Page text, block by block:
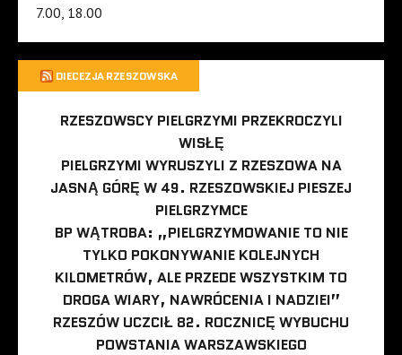
7.00, 18.00
DIECEZJA RZESZOWSKA
RZESZOWSCY PIELGRZYMI PRZEKROCZYLI
WISŁĘ
PIELGRZYMI WYRUSZYLI Z RZESZOWA NA
JASNĄ GÓRĘ W 49. RZESZOWSKIEJ PIESZEJ
PIELGRZYMCE
BP WĄTROBA: „PIELGRZYMOWANIE TO NIE
TYLKO POKONYWANIE KOLEJNYCH
KILOMETRÓW, ALE PRZEDE WSZYSTKIM TO
DROGA WIARY, NAWRÓCENIA I NADZIEI”
RZESZÓW UCZCIŁ 82. ROCZNICĘ WYBUCHU
POWSTANIA WARSZAWSKIEGO